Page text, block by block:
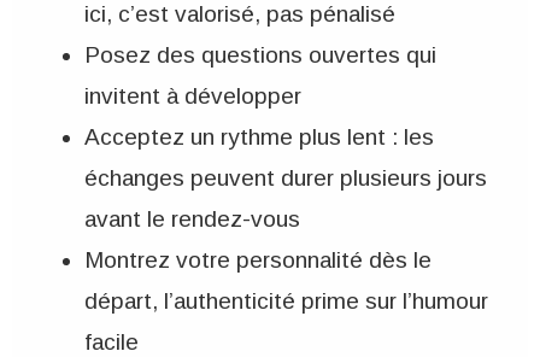
ici, c’est valorisé, pas pénalisé
Posez des questions ouvertes qui
invitent à développer
Acceptez un rythme plus lent : les
échanges peuvent durer plusieurs jours
avant le rendez-vous
Montrez votre personnalité dès le
départ, l’authenticité prime sur l’humour
facile